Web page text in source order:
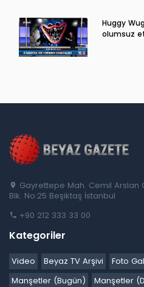
Huggy
olumsuz
Gayrettepe Mah. Cemil Arslan
Blk. No:25 Beşiktaş İstanbul
+90 212 333 33 00
Kategoriler
Video Beyaz TV Arşivi Foto
Manşetler (Bugün)
Manşetler